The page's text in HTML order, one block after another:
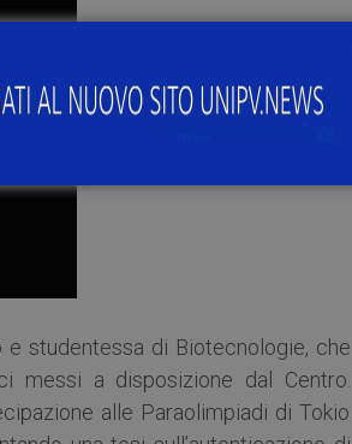
studentessa di Biotecnologie, che
messi a disposizione dal Centro.
alle Paraolimpiadi di Tokio